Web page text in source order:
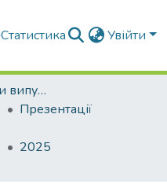
Статистика Увійти
Атестаційні роботи випускників
Презентації
2025